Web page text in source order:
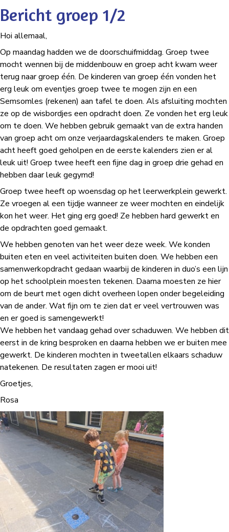
Bericht groep 1/2
Hoi allemaal,
Op maandag hadden we de doorschuifmiddag. Groep twee
mocht wennen bij de middenbouw en groep acht kwam weer
terug naar groep één. De kinderen van groep één vonden het
erg leuk om eventjes groep twee te mogen zijn en een
Semsomles (rekenen) aan tafel te doen. Als afsluiting mochten
ze op de wisbordjes een opdracht doen. Ze vonden het erg leuk
om te doen. We hebben gebruik gemaakt van de extra handen
van groep acht om onze verjaardagskalenders te maken. Groep
acht heeft goed geholpen en de eerste kalenders zien er al
leuk uit! Groep twee heeft een fijne dag in groep drie gehad en
hebben daar leuk gegymd!
Groep twee heeft op woensdag op het leerwerkplein gewerkt.
Ze vroegen al een tijdje wanneer ze weer mochten en eindelijk
kon het weer. Het ging erg goed! Ze hebben hard gewerkt en
de opdrachten goed gemaakt.
We hebben genoten van het weer deze week. We konden
buiten eten en veel activiteiten buiten doen. We hebben een
samenwerkopdracht gedaan waarbij de kinderen in duo’s een lijn
op het schoolplein moesten tekenen. Daarna moesten ze hier
om de beurt met ogen dicht overheen lopen onder begeleiding
van de ander. Wat fijn om te zien dat er veel vertrouwen was
en er goed is samengewerkt!
We hebben het vandaag gehad over schaduwen. We hebben dit
eerst in de kring besproken en daarna hebben we er buiten mee
gewerkt. De kinderen mochten in tweetallen elkaars schaduw
natekenen. De resultaten zagen er mooi uit!
Groetjes,
Rosa